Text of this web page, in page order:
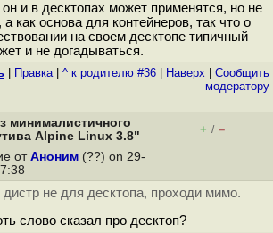
и в десктопах может применятся, но не
а как основа для контейнеров, так что о
на своем десктопе типичный
и не догадываться.
Правка| ^ к родителю #36 Наверх
Cообщить
модератору
минималистичного
Alpine Linux 3.8"
+ / –
от Аноним (??) on 29-
не для десктопа, проходи мимо.
слово сказал про десктоп?